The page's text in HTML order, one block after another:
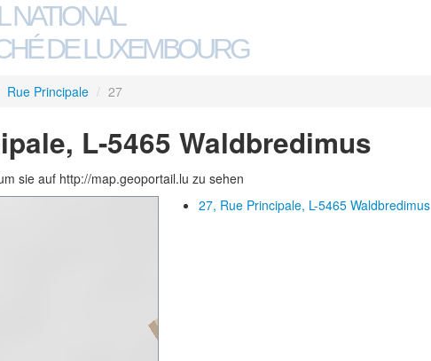
NATIONAL
DE LUXEMBOURG
Rue Principale / 27
L-5465 Waldbredimus
sie auf http://map.geoportail.lu zu sehen
27, Rue Principale, L-5465 Waldbredimus